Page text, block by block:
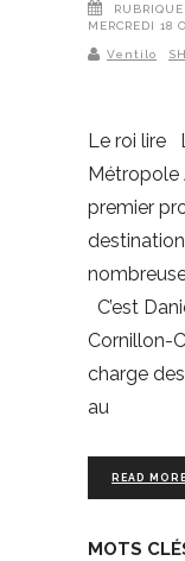
RUBRIQUE
MERCREDI 18
Ventilo
Le roi lire
Métropole
premier
C’est
Cornillon-
charge
au
READ MORE
MOTS